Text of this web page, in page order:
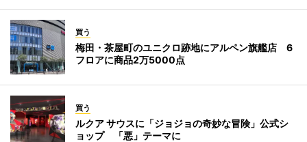
買う
梅田・茶屋町のユニクロ跡地にアルペン旗艦店 6
フロアに商品2万5000点
買う
ルクア サウスに「ジョジョの奇妙な冒険」公式シ
ョップ 「悪」テーマに